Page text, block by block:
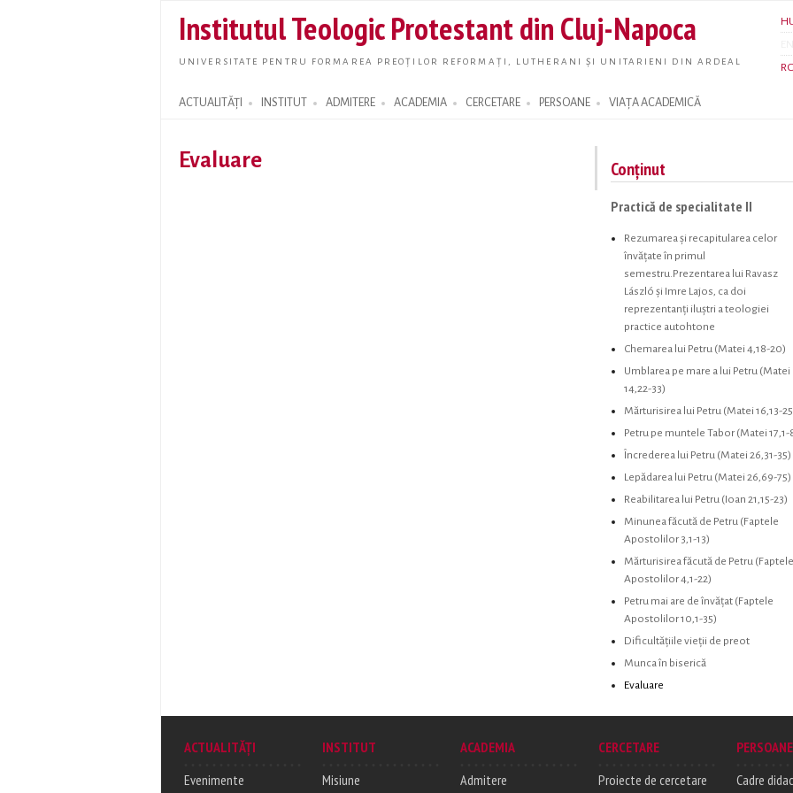
main
content
Institutul Teologic Protestant din Cluj-Napoca
UNIVERSITATE PENTRU FORMAREA PREOȚILOR REFORMAȚI, LUTHERANI ȘI UNITARIENI DIN ARDEAL
ACTUALITĂȚI INSTITUT ADMITERE ACADEMIA CERCETARE PERSOANE VIAȚA ACADEMICĂ
Search form
Evaluare Conținut
Practică de specialitate II
Rezumarea şi recapitularea celor
învăţate în primul
semestru.Prezentarea lui Ravasz
László și Imre Lajos, ca doi
reprezentanţi iluştri a teologiei
practice autohtone
Chemarea lui Petru (Matei 4,18-20)
Umblarea pe mare a lui Petru (Matei
14,22-33)
Mărturisirea lui Petru (Matei 16,13-
Petru pe muntele Tabor (Matei 17,1-
Încrederea lui Petru (Matei 26,31-35)
Lepădarea lui Petru (Matei 26,69-75)
Reabilitarea lui Petru (Ioan 21,15-23)
Minunea făcută de Petru (Faptele
Apostolilor 3,1-13)
Mărturisirea făcută de Petru (Faptele
Apostolilor 4,1-22)
Petru mai are de învățat (Faptele
Apostolilor 10,1-35)
Dificultățiile vieții de preot
Munca în biserică
Evaluare
ACTUALITĂȚI
Evenimente
INSTITUT
Misiune
ACADEMIA
Admitere
CERCETARE
Proiecte de cercetare
PERSOANE
Cadre